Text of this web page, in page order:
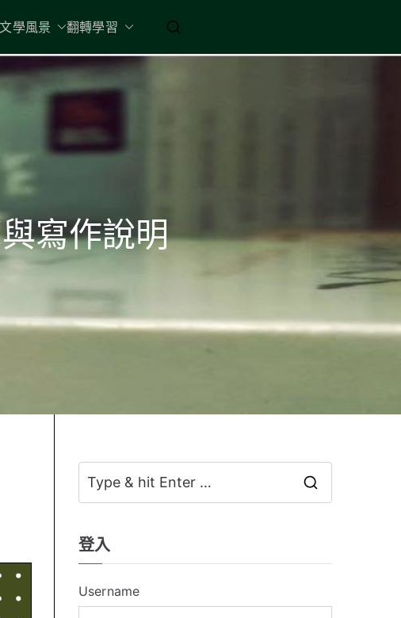
將它拾起 / 納入胸懷
文學風景 翻轉學習
寫作說明
h
登入
Username